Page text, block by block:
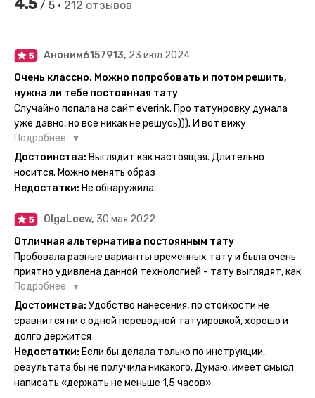
4.5 / 5 • 212 отзывов
Аноним6157913, 23 июл 2024
Очень классно. Можно попробовать и потом решить,
нужна ли тебе постоянная тату
Случайно попала на сайт everink. Про татуировку думала
уже давно, но все никак не решусь))). И вот вижу
великолепный каталог everink. Тату на любой вкус.
Заказала и не пожалела. Супер. Выглядит как настоящая.
Посмотрю как булет ы носке. Обязательно закажу ещё.
Подробнее
Достоинства: Выглядит как настоящая. Длительно
носится. Можно менять образ
Недостатки: Не обнаружила.
OlgaLoew, 30 мая 2022
Отличная альтернатива постоянным тату
Пробовала разные варианты временных тату и была очень
приятно удивлена данной технологией - тату выглядят, как
настоящие, и не тускнеют больше недели даже несмотря
на контакты с водой! На сайте очень большой выбор по
тематике и размерам, быстрая доставка. Заказывала сразу
очередного рисунка у меня на руке друзья до сих пор
каждый раз уточняют, временная ли тату или я всё-таки
решила себе что-то набить :) Т. к. если следовать
инструкции, то её действительно не отличить от
Подробнее
Достоинства: Удобство нанесения, по стойкости не
сравнится ни с одной переводной татуировкой, хорошо и
долго держится
Недостатки: Если бы делала только по инструкции,
результата бы не получила никакого. Думаю, имеет смысл
написать «держать не меньше 1,5 часов»